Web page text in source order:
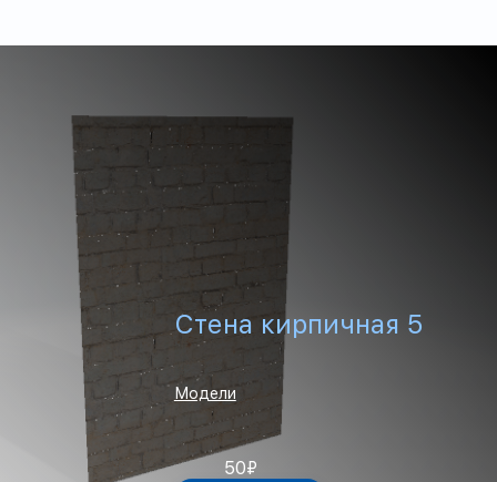
Стена кирпичная 5
Модели
50₽